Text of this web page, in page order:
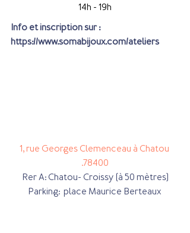
14h - 19h
Info et inscription sur :
https://www.somabijoux.com/ateliers
1, rue Georges Clemenceau à Chatou
.78400
Rer A: Chatou- Croissy (à 50 mètres)
Parking:  place Maurice Berteaux